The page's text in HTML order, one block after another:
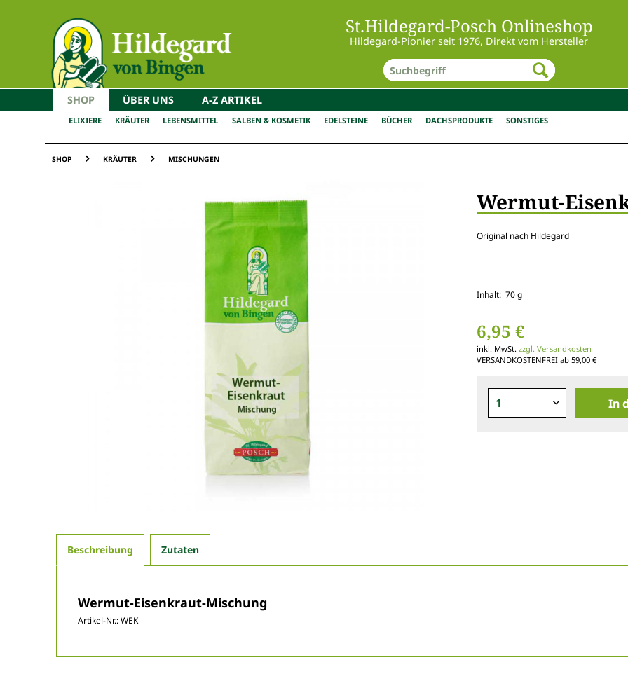
St.Hildegard-Posch Onlineshop
Hildegard-Pionier seit 1976, Direkt vom Hersteller
SHOP ÜBER UNS A-Z ARTIKEL
ELIXIERE KRÄUTER LEBENSMITTEL SALBEN & KOSMETIK EDELSTEINE BÜCHER DACHSPRODUKTE SONSTIGES
SHOP KRÄUTER MISCHUNGEN
Wermut-
Original nach Hildegard
Inhalt: 70 g
6,95 €
inkl. MwSt. zzgl. Versandkosten
VERSANDKOSTENFREI ab 59,00 €
In
Beschreibung Zutaten
Wermut-Eisenkraut-Mischung
Artikel-Nr.:WEK